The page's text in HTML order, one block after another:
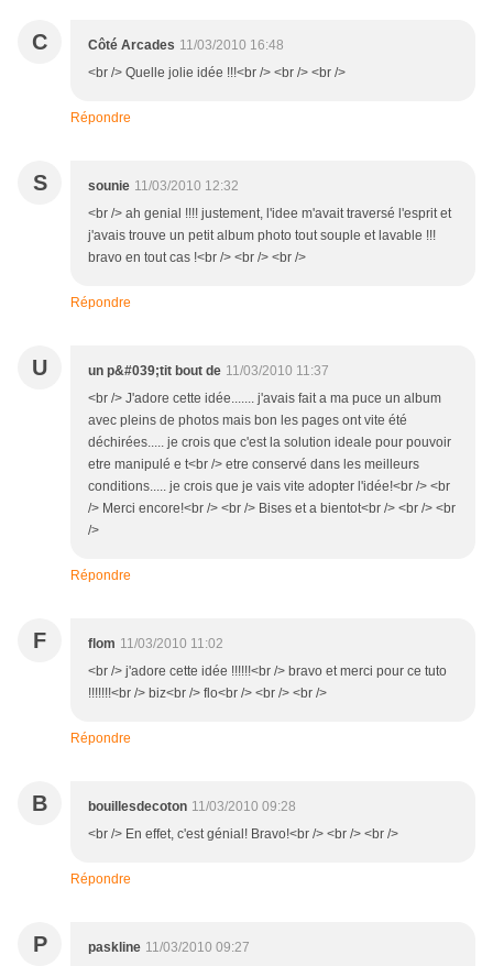
C Côté Arcades 11/03/2010 16:48
<br /> Quelle jolie idée !!!<br /> <br /> <br />
Répondre
S sounie 11/03/2010 12:32
<br /> ah genial !!!! justement, l'idee m'avait traversé l'esprit et
j'avais trouve un petit album photo tout souple et lavable !!!
bravo en tout cas !<br /> <br /> <br />
Répondre
U un p&#039;tit bout de 11/03/2010 11:37
<br /> J'adore cette idée....... j'avais fait a ma puce un album
avec pleins de photos mais bon les pages ont vite été
déchirées..... je crois que c'est la solution ideale pour pouvoir
etre manipulé e t<br /> etre conservé dans les meilleurs
conditions..... je crois que je vais vite adopter l'idée!<br /> <br
/> Merci encore!<br /> <br /> Bises et a bientot<br /> <br /> <br
/>
Répondre
F flom 11/03/2010 11:02
<br /> j'adore cette idée !!!!!!<br /> bravo et merci pour ce tuto
!!!!!!!<br /> biz<br /> flo<br /> <br /> <br />
Répondre
B bouillesdecoton 11/03/2010 09:28
<br /> En effet, c'est génial! Bravo!<br /> <br /> <br />
Répondre
P paskline 11/03/2010 09:27